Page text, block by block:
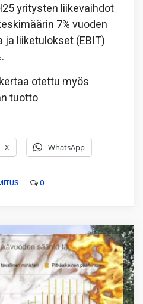
yritysten liikevaihdot
7% vuoden
liiketulokset (EBIT)
otettu myös
tuotto
X WhatsApp
0